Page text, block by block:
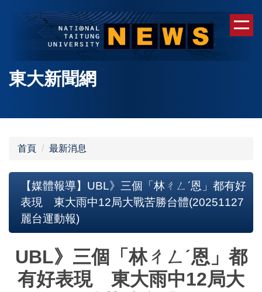
容
東大新聞網
首頁 最新消息
【媒體報導】UBL》三個「林ㄔㄥˊ恩」都有好
表現 東大雨中12局大戰苦勝台體(20251127
麗台運動報)
UBL》三個「林ㄔㄥˊ恩」都
有好表現 東大雨中12局大